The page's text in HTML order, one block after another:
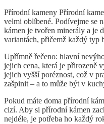
Přírodní kameny Přírodní
velmi oblíbené. Podívejme se
kámen je tvořen minerály a je
variantách, přičemž každý typ
Upřímně řečeno: hlavní
jejich cena, která je přirozeně
jejich vyšší poréznost, což v
zašpinit – a to může být v
Pokud máte doma přírodní
cizí. Aby si přírodní kámen
nejdéle, je potřeba ho každý